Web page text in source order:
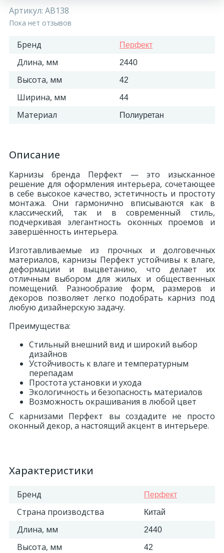
Артикул: AB138
Пока нет отзывов
Бренд Перфект
Длина, мм 2440
Высота, мм 42
Ширина, мм 44
Материал Полиуретан
Описание
Карнизы бренда Перфект — это изысканное
решение для оформления интерьера, сочетающее
в себе высокое качество, эстетичность и простоту
монтажа. Они гармонично вписываются как в
классический, так и в современный стиль,
подчеркивая элегантность оконных проемов и
завершённость интерьера.
Изготавливаемые из прочных и долговечных
материалов, карнизы Перфект устойчивы к влаге,
деформации и выцветанию, что делает их
отличным выбором для жилых и общественных
помещений. Разнообразие форм, размеров и
декоров позволяет легко подобрать карниз под
любую дизайнерскую задачу.
Преимущества:
Стильный внешний вид и широкий выбор
дизайнов
Устойчивость к влаге и температурным
перепадам
Простота установки и ухода
Экологичность и безопасность материалов
Возможность окрашивания в любой цвет
С карнизами Перфект вы создадите не просто
оконный декор, а настоящий акцент в интерьере.
Характеристики
Бренд Перфект
Страна производства Китай
Длина, мм 2440
Высота, мм 42